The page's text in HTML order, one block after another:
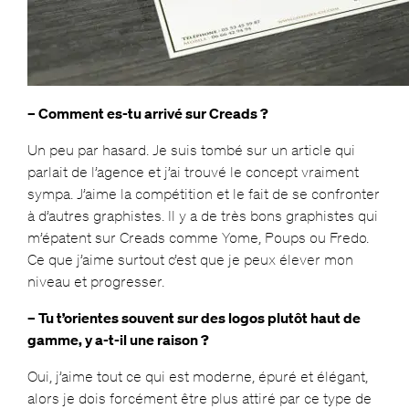
– Comment es-tu arrivé sur Creads ?
Un peu par hasard. Je suis tombé sur un article qui
parlait de l’agence et j’ai trouvé le concept vraiment
sympa. J’aime la compétition et le fait de se confronter
à d’autres graphistes. Il y a de très bons graphistes qui
m’épatent sur Creads comme Yome, Poups ou Fredo.
Ce que j’aime surtout c’est que je peux élever mon
niveau et progresser.
– Tu t’orientes souvent sur des logos plutôt haut de
gamme, y a-t-il une raison ?
Oui, j’aime tout ce qui est moderne, épuré et élégant,
alors je dois forcément être plus attiré par ce type de